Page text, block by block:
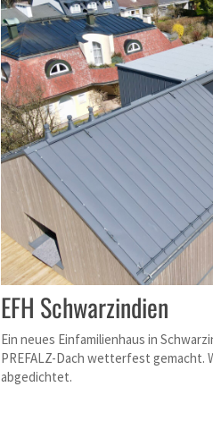
EFH Schwarzindien
Ein neues Einfamilienhaus in
PREFALZ-Dach wetterfest gemacht.
abgedichtet.